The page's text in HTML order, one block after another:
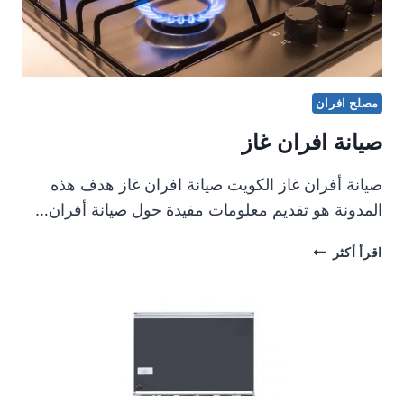
مصلح افران
صيانة افران غاز
صيانة أفران غاز الكويت صيانة افران غاز هدف هذه
المدونة هو تقديم معلومات مفيدة حول صيانة أفران…
اقرأ أكثر
صيانة